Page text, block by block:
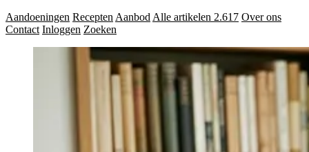
Aandoeningen Recepten Aanbod Alle artikelen 2.617 Over ons
Contact Inloggen Zoeken